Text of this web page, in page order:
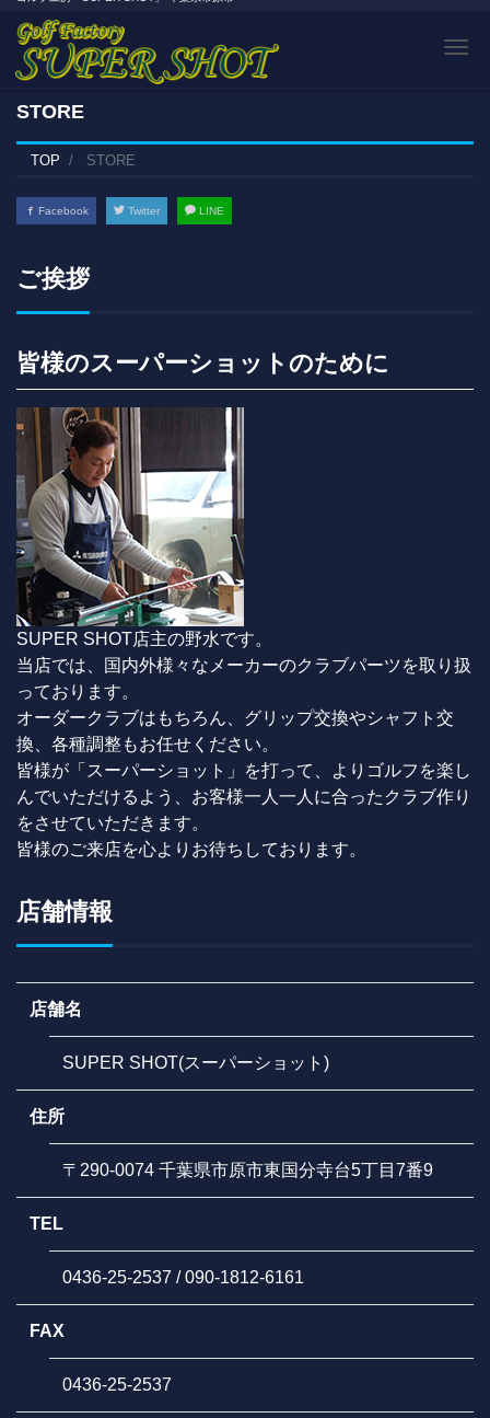
STORE
TOP STORE
Facebook Twitter LINE
ご挨拶
皆様のスーパーショットのために
SUPER SHOT店主の野水です。
当店では、国内外様々なメーカーのクラブパーツを取り扱
っております。
オーダークラブはもちろん、グリップ交換やシャフト交
換、各種調整もお任せください。
皆様が「スーパーショット」を打って、よりゴルフを楽し
んでいただけるよう、お客様一人一人に合ったクラブ作り
をさせていただきます。
皆様のご来店を心よりお待ちしております。
店舗情報
店舗名
SUPER SHOT(スーパーショット)
住所
〒290-0074 千葉県市原市東国分寺台5丁目7番9
TEL
0436-25-2537 / 090-1812-6161
FAX
0436-25-2537